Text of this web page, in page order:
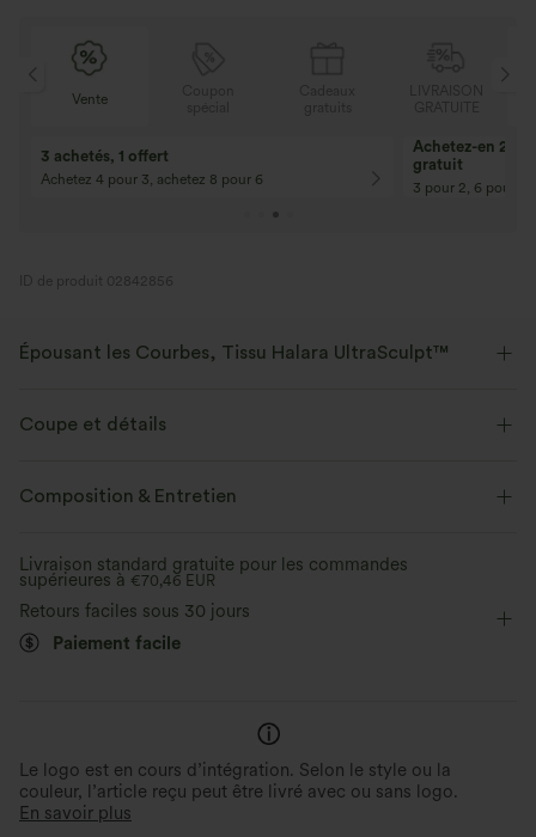
Vente
3 achetés, 1 offert
Achetez 4 pour 3, achetez 8 pour 6
Achetez-en 2,
gratuit
3 pour 2, 6 pour 4,
ID de produit 02842856
Épousant les Courbes, Tissu Halara UltraSculpt™
Évacue l’humidité
Coupe et détails
Maintien moyen Ceinture en V
Haute élasticité Élasticité quatre directions
Composition & Entretien
Livraison standard gratuite pour les commandes
supérieures à €70,46 EUR
Retours faciles sous 30 jours
Paiement facile
Le logo est en cours d’intégration. Selon le style ou la
couleur, l’article reçu peut être livré avec ou sans logo.
En savoir plus